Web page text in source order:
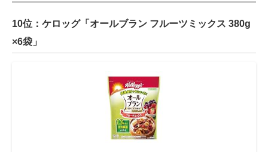
10位：ケロッグ「オールブラン フルーツミックス 380g
×6袋」